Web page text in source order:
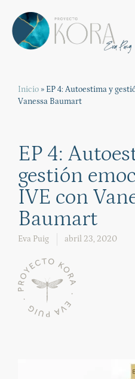
Inicio» EP 4: Autoestima y
Vanessa Baumart
EP 4:
gestión
IVE con
Baumart
Eva Puig abril 23, 2020